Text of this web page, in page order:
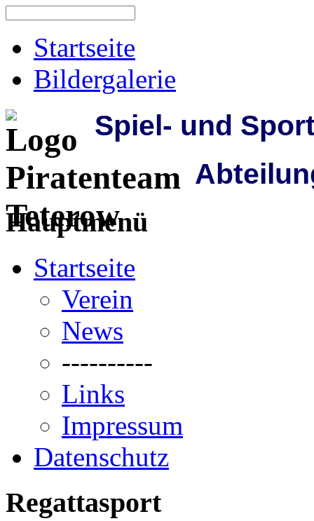
Startseite
Bildergalerie
Spiel- und
Hauptmenü
Startseite
Verein
News
----------
Links
Impressum
Datenschutz
Regattasport